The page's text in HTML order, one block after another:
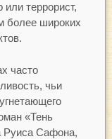
террорист,
более широких
часто
чьи
«Тень
Руиса Сафона,